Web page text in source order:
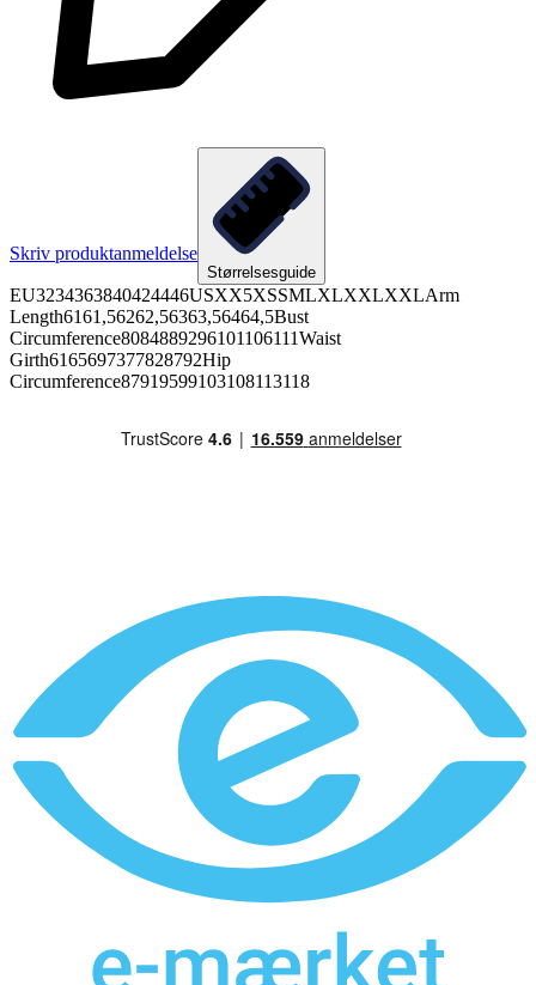
Skriv produktanmeldelse
Størrelsesguide
EU3234363840424446USXX5XSSMLXLXXLXXLArm
Length6161,56262,56363,56464,5Bust
Circumference8084889296101106111Waist
Girth6165697377828792Hip
Circumference87919599103108113118